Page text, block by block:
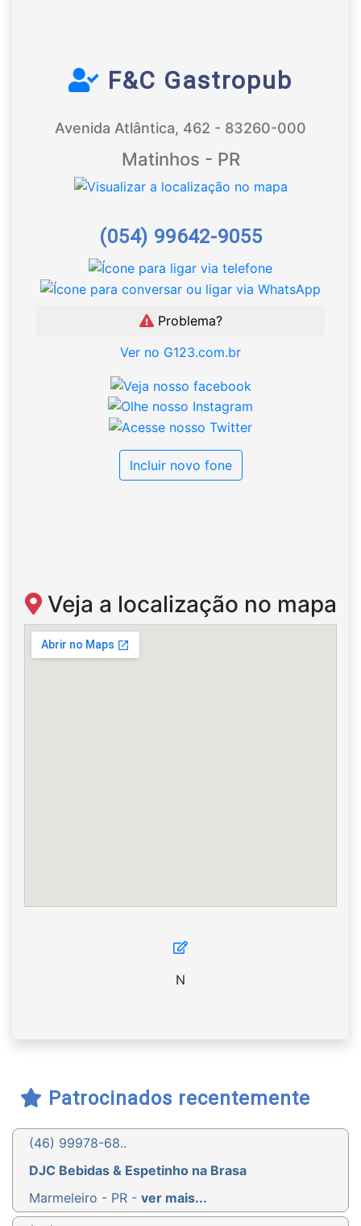
F&C Gastropub
Avenida Atlântica, 462 - 83260-000
Matinhos - PR
(054) 99642-9055
Problema?
Ver no G123.com.br
Incluir novo fone
Veja a localização no mapa
N
Patrocinados recentemente
(46) 99978-68..
DJC Bebidas & Espetinho na Brasa
Marmeleiro - PR - ver mais...